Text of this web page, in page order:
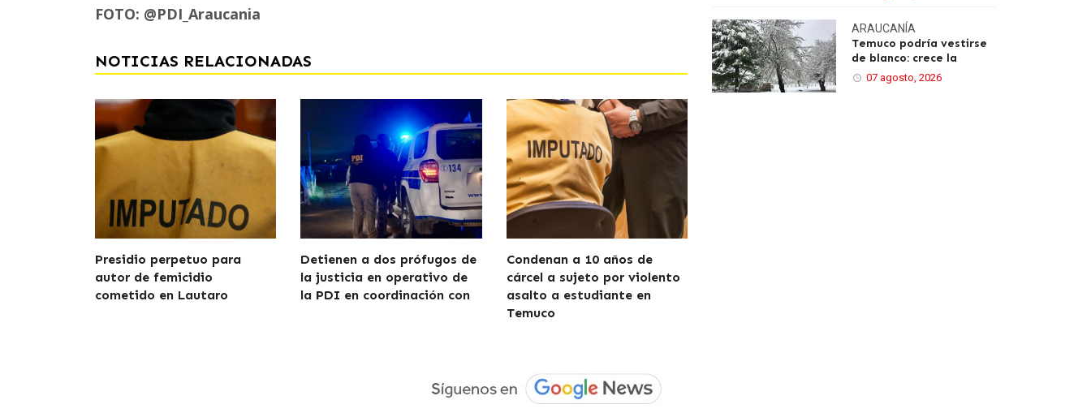
FOTO: @PDI_Araucania
NOTICIAS RELACIONADAS
Presidio perpetuo para
autor de femicidio
cometido en Lautaro
Detienen a dos prófugos de
la justicia en operativo de
la PDI en coordinación con
Condenan a 10 años de
cárcel a sujeto por violento
asalto a estudiante en
Temuco
ARAUCANÍA
Temuco podría vestirse
de blanco: crece la
07 agosto, 2026